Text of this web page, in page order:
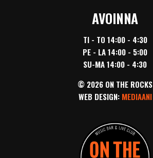
AVOINNA
TI - TO 14:00 - 4:30
PE - LA 14:00 - 5:00
SU-MA 14:00 - 4:30
© 2026 ON THE ROCKS
WEB DESIGN: MEDIAANI